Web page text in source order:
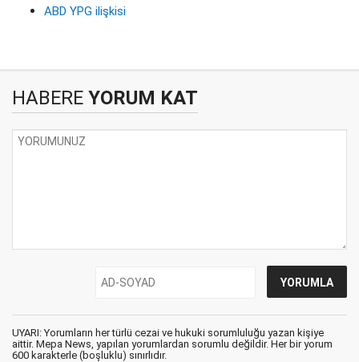
ABD YPG ilişkisi
HABERE YORUM KAT
UYARI: Yorumların her türlü cezai ve hukuki sorumluluğu yazan kişiye
aittir. Mepa News, yapılan yorumlardan sorumlu değildir. Her bir yorum
600 karakterle (boşluklu) sınırlıdır.